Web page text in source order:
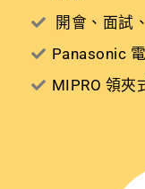
開會、面試
Panasonic
MIPRO 領夾